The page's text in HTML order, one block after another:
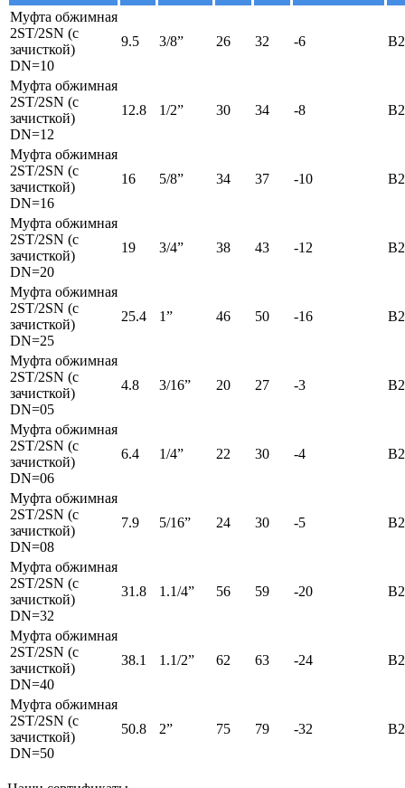
Муфта обжимная
2ST/2SN (с
зачисткой)
DN=10
9.5 3/8” 26 32 -6
Муфта обжимная
2ST/2SN (с
зачисткой)
DN=12
12.8 1/2” 30 34 -8
Муфта обжимная
2ST/2SN (с
зачисткой)
DN=16
16 5/8” 34 37 -10
Муфта обжимная
2ST/2SN (с
зачисткой)
DN=20
19 3/4” 38 43 -12
Муфта обжимная
2ST/2SN (с
зачисткой)
DN=25
25.4 1” 46 50 -16
Муфта обжимная
2ST/2SN (с
зачисткой)
DN=05
4.8 3/16” 20 27 -3
Муфта обжимная
2ST/2SN (с
зачисткой)
DN=06
6.4 1/4” 22 30 -4
Муфта обжимная
2ST/2SN (с
зачисткой)
DN=08
7.9 5/16” 24 30 -5
Муфта обжимная
2ST/2SN (с
зачисткой)
DN=32
31.8 1.1/4” 56 59 -20
Муфта обжимная
2ST/2SN (с
зачисткой)
DN=40
38.1 1.1/2” 62 63 -24
Муфта обжимная
2ST/2SN (с
зачисткой)
DN=50
50.8 2” 75 79 -32